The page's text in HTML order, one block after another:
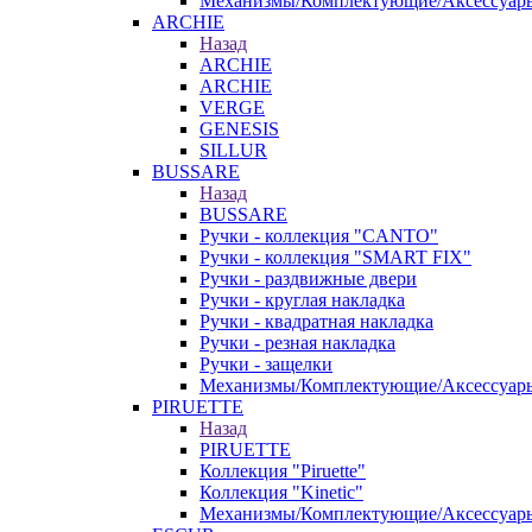
ARCHIE
Назад
ARCHIE
ARCHIE
VERGE
GENESIS
SILLUR
BUSSARE
Назад
BUSSARE
Ручки - коллекция "CANTO"
Ручки - коллекция "SMART FIX"
Ручки - раздвижные двери
Ручки - круглая накладка
Ручки - квадратная накладка
Ручки - резная накладка
Ручки - защелки
Механизмы/Комплектующие/
PIRUETTE
Назад
PIRUETTE
Коллекция "Piruette"
Коллекция "Kinetic"
Механизмы/Комплектующие/